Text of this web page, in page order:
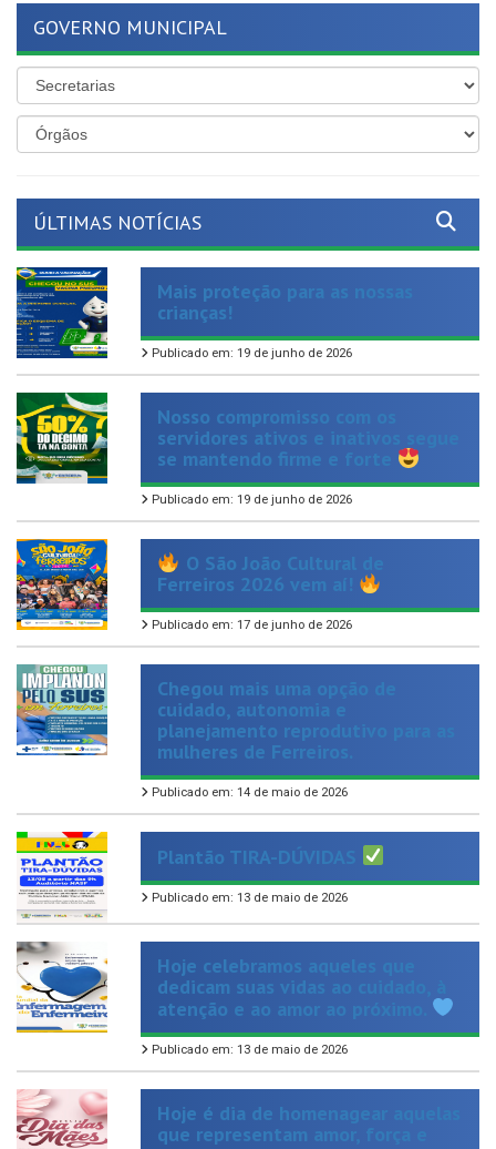
Mais proteção para as nossas
crianças!
Publicado em: 19 de junho de 2026
Nosso compromisso com os
servidores ativos e inativos segue
se mantendo firme e forte
Publicado em: 19 de junho de 2026
O São João Cultural de
Ferreiros 2026 vem aí!
Publicado em: 17 de junho de 2026
Chegou mais uma opção de
cuidado, autonomia e
planejamento reprodutivo para as
mulheres de Ferreiros.
Publicado em: 14 de maio de 2026
Plantão TIRA-DÚVIDAS
Publicado em: 13 de maio de 2026
Hoje celebramos aqueles que
dedicam suas vidas ao cuidado, à
atenção e ao amor ao próximo.
Publicado em: 13 de maio de 2026
Hoje é dia de homenagear aquelas
que representam amor, força e
cuidado em sua forma mais
verdadeira.